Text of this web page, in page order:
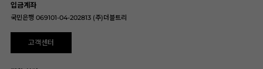
입금계좌
국민은행 069101-04-202813 (주)더블트리
고객센터